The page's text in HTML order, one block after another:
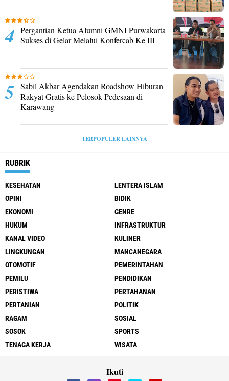
Pergantian Ketua Alumni GMNI Purwakarta
Sukses di Gelar Melalui Konfercab Ke III
Sabil Akbar Agendakan Roadshow Hiburan
Rakyat Gratis ke Pelosok Pedesaan di
Karawang
TERPOPULER LAINNYA
RUBRIK
KESEHATAN
LENTERA ISLAM
OPINI
BIDIK
EKONOMI
GENRE
HUKUM
INFRASTRUKTUR
KANAL VIDEO
KULINER
LINGKUNGAN
MANCANEGARA
OTOMOTIF
PEMERINTAHAN
PEMILU
PENDIDIKAN
PERISTIWA
PERTAHANAN
PERTANIAN
POLITIK
RAGAM
SOSIAL
SOSOK
SPORTS
TENAGA KERJA
WISATA
Ikuti